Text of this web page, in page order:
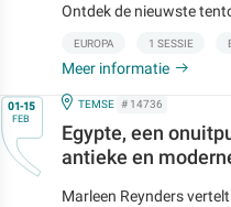
Ontdek de nieuwste
EUROPA 1 SESSIE
Meer informatie
Op01-15
FEB
IN
TEMSE # 14736
Egypte, een
antieke en
Marleen Reynders